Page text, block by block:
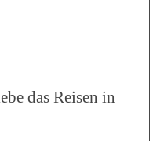
das Reisen in